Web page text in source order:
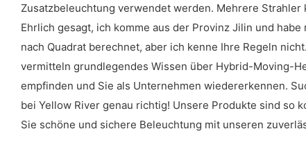
Zusatzbeleuchtung verwendet werden. Mehrere
Ehrlich gesagt, ich komme aus der Provinz Jilin und
nach Quadrat berechnet, aber ich kenne Ihre Regeln
vermitteln grundlegendes Wissen über Hybrid-Moving-
empfinden und Sie als Unternehmen wiedererkennen.
bei Yellow River genau richtig! Unsere Produkte sind so
Sie schöne und sichere Beleuchtung mit unseren